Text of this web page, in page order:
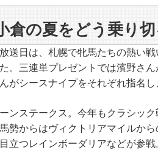
の夏をどう乗り切
送日は、札幌で牝馬たちの熱い
。三連単プレゼントでは濱野さん
がシースナイプをそれぞれ指名し
ンステークス。今年もクラシック
勢からはヴィクトリアマイルか
立つレインボーダリアなどが参戦